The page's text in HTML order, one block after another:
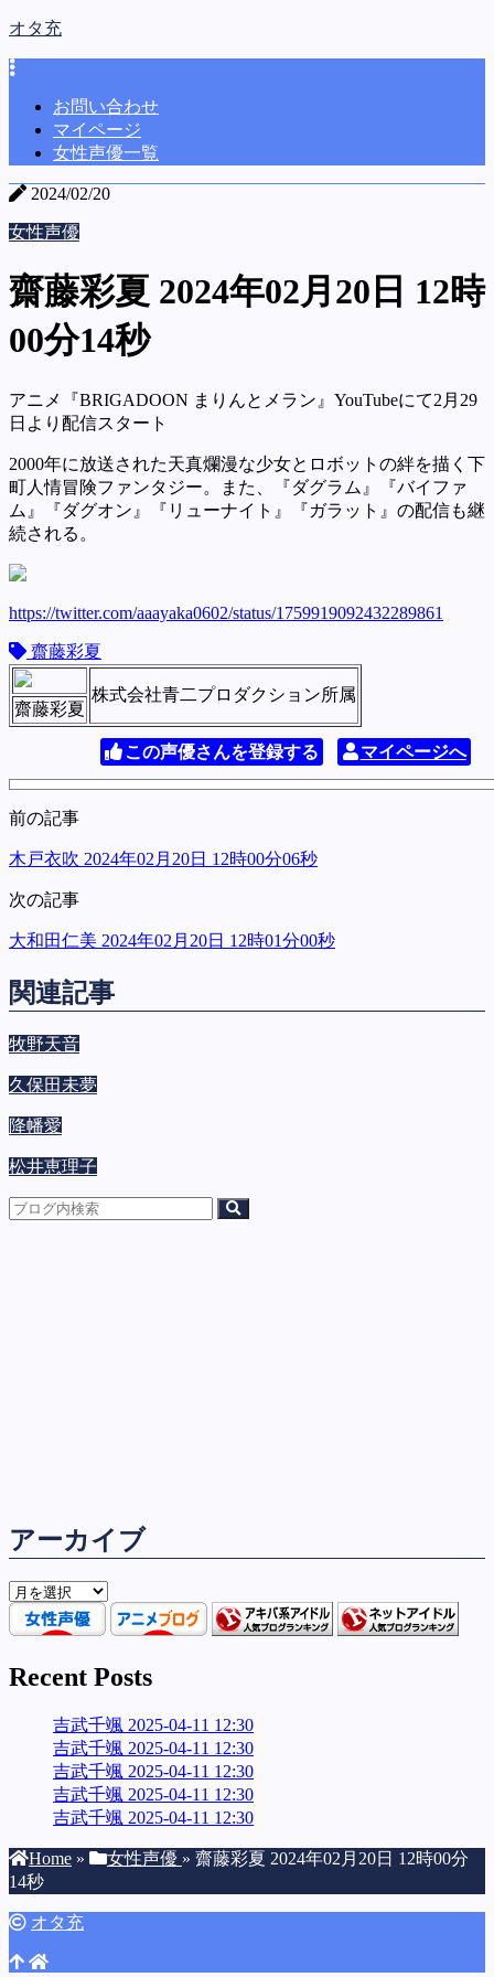
オタ充
お問い合わせ
マイページ
女性声優一覧
2024/02/20
女性声優
齋藤彩夏 2024年02月20日 12時
00分14秒
アニメ『BRIGADOON まりんとメラン』YouTubeにて2月29
日より配信スタート
2000年に放送された天真爛漫な少女とロボットの絆を描く下
町人情冒険ファンタジー。また、『ダグラム』『バイファ
ム』『ダグオン』『リューナイト』『ガラット』の配信も継
続される。
https://twitter.com/aaayaka0602/status/1759919092432289861
齋藤彩夏
株式会社青二プロダクション所属
齋藤彩夏
この声優さんを登録する マイページへ
前の記事
木戸衣吹 2024年02月20日 12時00分06秒
次の記事
大和田仁美 2024年02月20日 12時01分00秒
関連記事
牧野天音
久保田未夢
降幡愛
松井恵理子
アーカイブ
ア
ー
カ
ブ
Recent Posts
吉武千颯 2025-04-11 12:30
吉武千颯 2025-04-11 12:30
吉武千颯 2025-04-11 12:30
吉武千颯 2025-04-11 12:30
吉武千颯 2025-04-11 12:30
Home » 女性声優 » 齋藤彩夏 2024年02月20日 12時00分
14秒
オタ充